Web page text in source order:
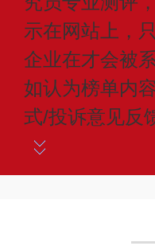
示在网站上，
企业在才会被
如认为榜单内
式/投诉意见反